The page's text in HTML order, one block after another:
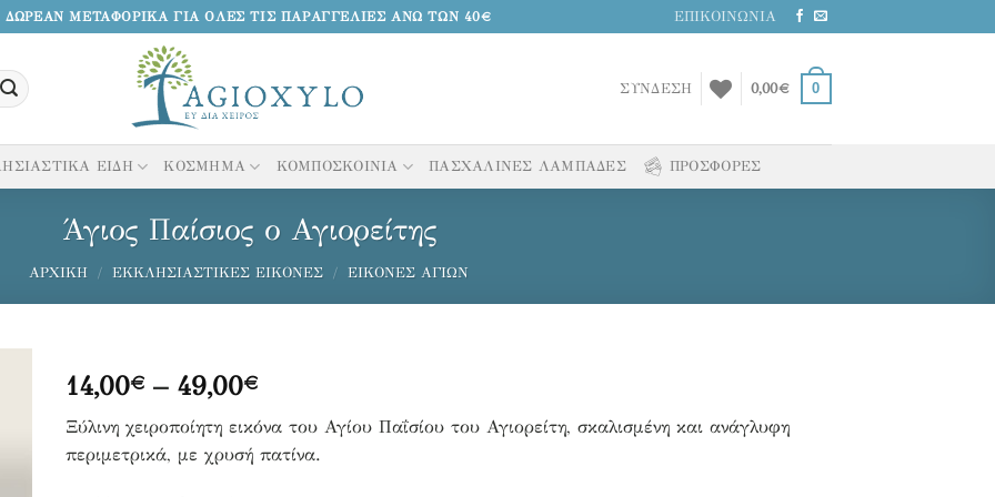
ΔΩΡΕΑΝ ΜΕΤΑΦΟΡΙΚΑ ΓΙΑ ΟΛΕΣ ΤΙΣ ΠΑΡΑΓΓΕΛΙΕΣ ΑΝΩ ΤΩΝ 40€ ΕΠΙΚΟΙΝΩΝΙΑ
ΣΥΝΔΕΣΗ 0,00€ 0
ΕΙΔΗ ΚΟΣΜΗΜΑ ΚΟΜΠΟΣΚΟΙΝΙΑ ΠΑΣΧΑΛΙΝΕΣ ΛΑΜΠΑΔΕΣ ΠΡΟΣΦΟΡΕΣ
Άγιος Παίσιος ο Αγιορείτης
ΑΡΧΙΚΉ / ΕΚΚΛΗΣΙΑΣΤΙΚΈΣ ΕΙΚΌΝΕΣ / ΕΙΚΌΝΕΣ ΑΓΊΩΝ
14,00€ – 49,00€Price
range:
14,00€
through
Ξύλινη χειροποίητη εικόνα του Αγίου Παΐσίου του Αγιορείτη, σκαλισμένη και ανάγλυφη
περιμετρικά, με χρυσή πατίνα.